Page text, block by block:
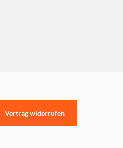
Vertrag widerrufen